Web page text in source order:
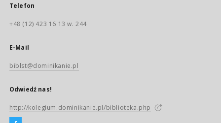
Telefon
+48 (12) 423 16 13 w. 244
E-Mail
biblst@dominikanie.pl
Odwiedź nas!
http://kolegium.dominikanie.pl/biblioteka.php